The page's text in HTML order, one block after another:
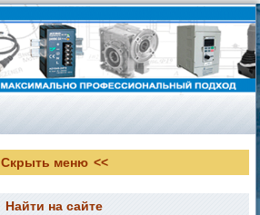
Скрыть меню
Найти на сайте